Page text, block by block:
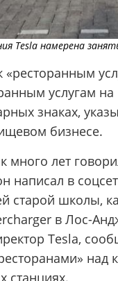
Tesla намерена
«ресторанным
услугам
знаках,
бизнесе.
много лет
написал в
старой школы,
в Лос-
Tesla,